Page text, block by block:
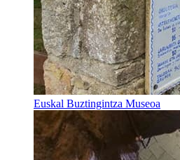
Euskal Buztingintza Museoa